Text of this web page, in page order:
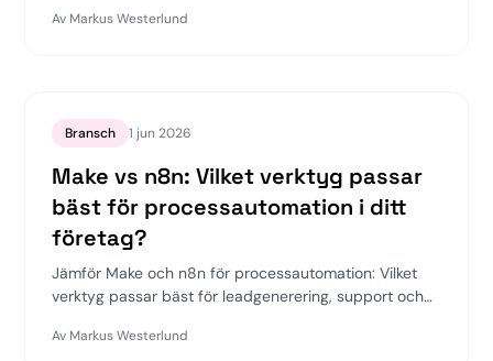
er kundhantering.
Av Markus Westerlund
Bransch 1 jun 2026
Make vs n8n: Vilket verktyg passar
bäst för processautomation i ditt
företag?
Jämför Make och n8n för processautomation: Vilket
verktyg passar bäst för leadgenerering, support och
Av Markus Westerlund